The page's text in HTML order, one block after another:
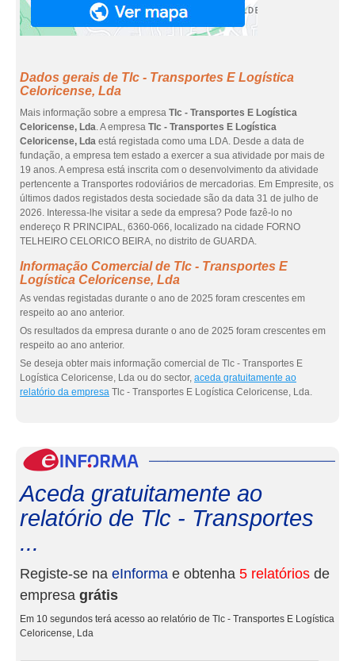
Dados gerais de Tlc - Transportes E Logística
Celoricense, Lda
Mais informação sobre a empresa Tlc - Transportes E Logística
Celoricense, Lda. A empresa Tlc - Transportes E Logística
Celoricense, Lda está registada como uma LDA. Desde a data de
fundação, a empresa tem estado a exercer a sua atividade por mais de
19 anos. A empresa está inscrita com o desenvolvimento da atividade
pertencente a Transportes rodoviários de mercadorias. Em Empresite, os
últimos dados registados desta sociedade são da data 31 de julho de
2026. Interessa-lhe visitar a sede da empresa? Pode fazê-lo no
endereço R PRINCIPAL, 6360-066, localizado na cidade FORNO
TELHEIRO CELORICO BEIRA, no distrito de GUARDA.
Informação Comercial de Tlc - Transportes E
Logística Celoricense, Lda
As vendas registadas durante o ano de 2025 foram crescentes em
respeito ao ano anterior.
Os resultados da empresa durante o ano de 2025 foram crescentes em
respeito ao ano anterior.
Se deseja obter mais informação comercial de Tlc - Transportes E
Logística Celoricense, Lda ou do sector, aceda gratuitamente ao
relatório da empresa Tlc - Transportes E Logística Celoricense, Lda.
Aceda gratuitamente ao
relatório de Tlc - Transportes
...
Registe-se na eInforma e obtenha 5 relatórios de
empresa grátis
Em 10 segundos terá acesso ao relatório de Tlc - Transportes E Logística
Celoricense, Lda